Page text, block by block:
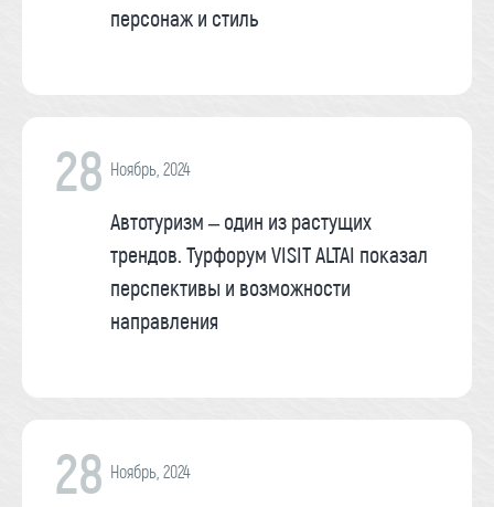
персонаж и стиль
28 Ноябрь, 2024
Автотуризм – один из растущих
трендов. Турфорум VISIT ALTAI показал
перспективы и возможности
направления
28 Ноябрь, 2024